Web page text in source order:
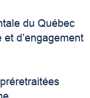
du Québec
d’engagement